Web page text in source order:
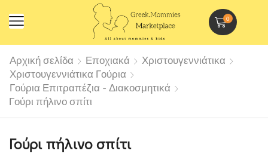
0
Αρχική σελίδα Εποχιακά
Χριστουγεννιάτικα
Χριστουγεννιάτικα Γούρια
Γούρια Επιτραπέζια - Διακοσμητικά
Γούρι πήλινο σπίτι
Γούρι πήλινο σπίτι